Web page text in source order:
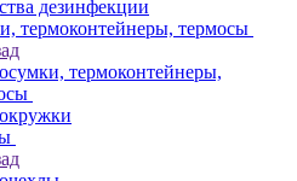
дезинфекции
термоконтейнеры, термосы
термоконтейнеры,